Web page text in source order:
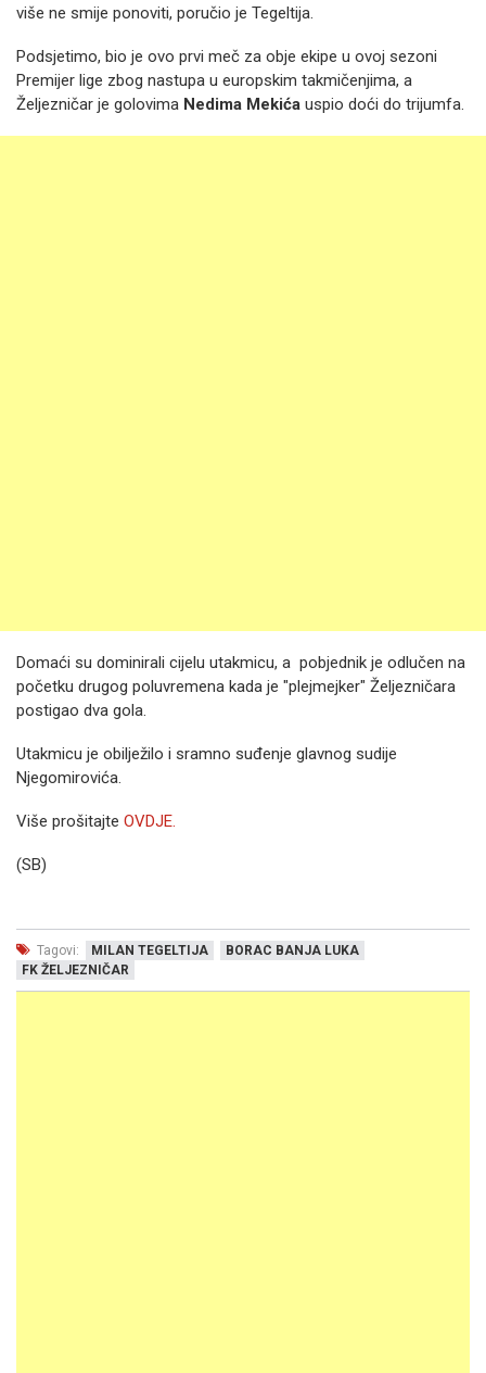
više ne smije ponoviti, poručio je Tegeltija.
Podsjetimo, bio je ovo prvi meč za obje ekipe u ovoj sezoni
Premijer lige zbog nastupa u europskim takmičenjima, a
Željezničar je golovima Nedima Mekića uspio doći do trijumfa.
Domaći su dominirali cijelu utakmicu, a pobjednik je odlučen na
početku drugog poluvremena kada je "plejmejker" Željezničara
postigao dva gola.
Utakmicu je obilježilo i sramno suđenje glavnog sudije
Njegomirovića.
Više prošitajte OVDJE.
(SB)
Tagovi: MILAN TEGELTIJA
BORAC BANJA LUKA
FK ŽELJEZNIČAR